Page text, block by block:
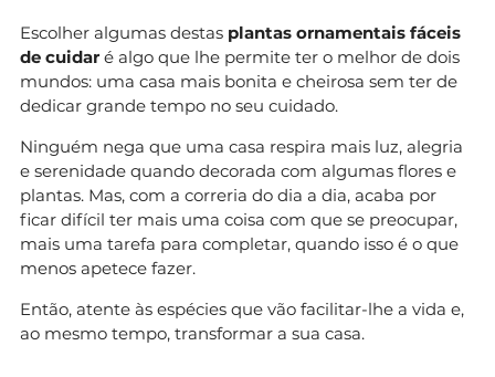
Escolher algumas destas plantas ornamentais fáceis
de cuidar é algo que lhe permite ter o melhor de dois
mundos: uma casa mais bonita e cheirosa sem ter de
dedicar grande tempo no seu cuidado.
Ninguém nega que uma casa respira mais luz, alegria
e serenidade quando decorada com algumas flores e
plantas. Mas, com a correria do dia a dia, acaba por
ficar difícil ter mais uma coisa com que se preocupar,
mais uma tarefa para completar, quando isso é o que
menos apetece fazer.
Então, atente às espécies que vão facilitar-lhe a vida e,
ao mesmo tempo, transformar a sua casa.